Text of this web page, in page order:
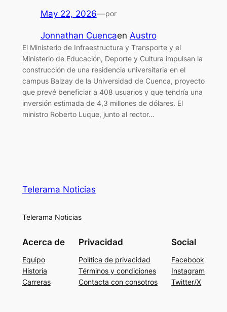
May 22, 2026—por
Jonnathan Cuencaen Austro
El Ministerio de Infraestructura y Transporte y el
Ministerio de Educación, Deporte y Cultura impulsan la
construcción de una residencia universitaria en el
campus Balzay de la Universidad de Cuenca, proyecto
que prevé beneficiar a 408 usuarios y que tendría una
inversión estimada de 4,3 millones de dólares. El
ministro Roberto Luque, junto al rector…
Telerama Noticias
Telerama Noticias
Acerca de
Equipo
Historia
Carreras
Privacidad
Política de privacidad
Términos y condiciones
Contacta con consotros
Social
Facebook
Instagram
Twitter/X